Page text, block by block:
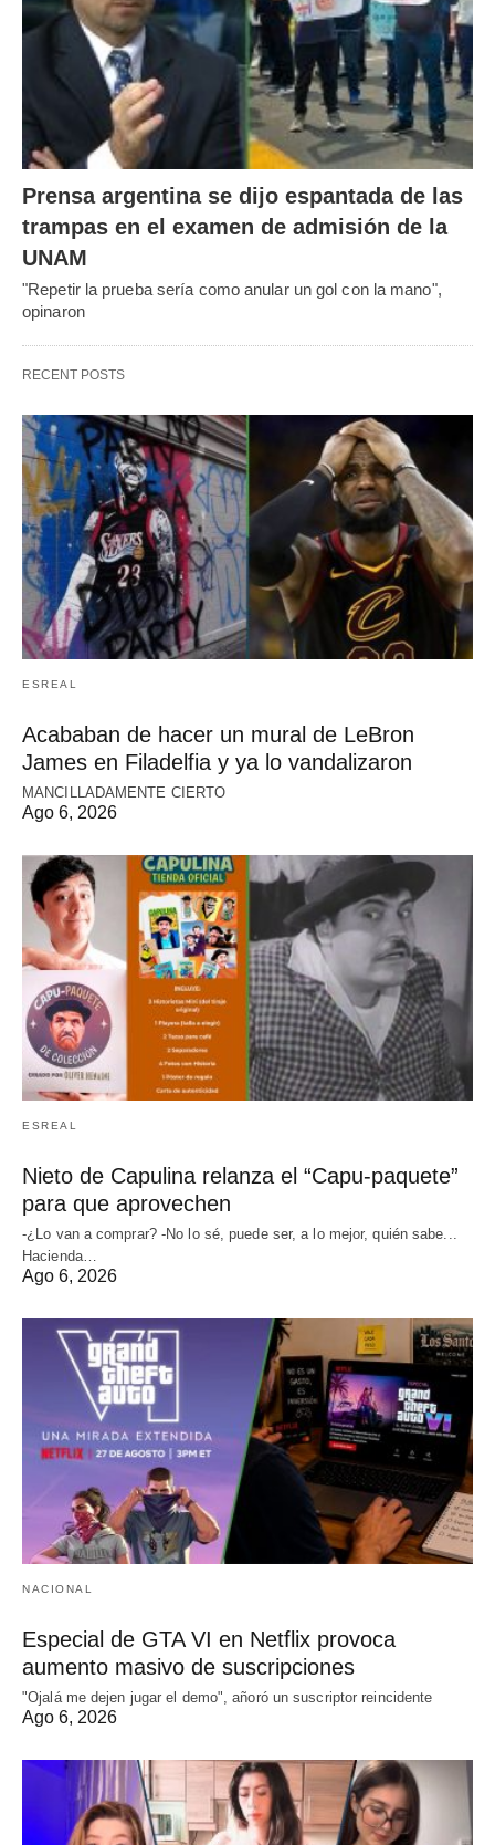
Prensa argentina se dijo espantada de las
trampas en el examen de admisión de la
UNAM
"Repetir la prueba sería como anular un gol con la mano",
opinaron
RECENT POSTS
ESREAL
Acababan de hacer un mural de LeBron
James en Filadelfia y ya lo vandalizaron
MANCILLADAMENTE CIERTO
Ago 6, 2026
ESREAL
Nieto de Capulina relanza el “Capu-paquete”
para que aprovechen
-¿Lo van a comprar? -No lo sé, puede ser, a lo mejor, quién sabe...
Hacienda…
Ago 6, 2026
NACIONAL
Especial de GTA VI en Netflix provoca
aumento masivo de suscripciones
"Ojalá me dejen jugar el demo", añoró un suscriptor reincidente
Ago 6, 2026